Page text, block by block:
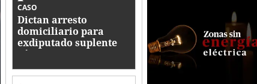
CASO
Dictan arresto
domiciliario para
exdiputado suplente
Víctor Hugo Romero,
asesinato